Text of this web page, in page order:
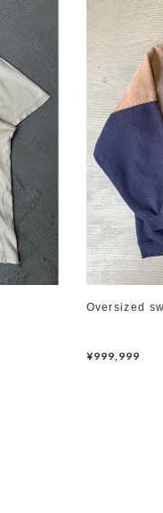
Oversized
¥999,999